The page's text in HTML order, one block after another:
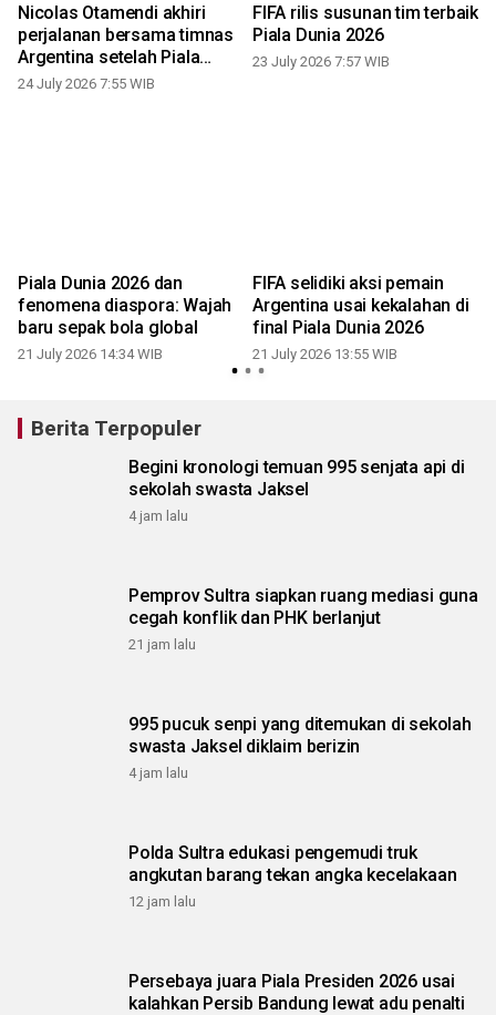
Nicolas Otamendi akhiri
perjalanan bersama timnas
Argentina setelah Piala
Dunia 2026
24 July 2026 7:55 WIB
FIFA rilis susunan tim terbaik
Piala Dunia 2026
23 July 2026 7:57 WIB
Piala Dunia 2026 dan
fenomena diaspora: Wajah
baru sepak bola global
21 July 2026 14:34 WIB
FIFA selidiki aksi pemain
Argentina usai kekalahan di
final Piala Dunia 2026
21 July 2026 13:55 WIB
Berita Terpopuler
Begini kronologi temuan 995 senjata api di
sekolah swasta Jaksel
4 jam lalu
Pemprov Sultra siapkan ruang mediasi guna
cegah konflik dan PHK berlanjut
21 jam lalu
995 pucuk senpi yang ditemukan di sekolah
swasta Jaksel diklaim berizin
4 jam lalu
Polda Sultra edukasi pengemudi truk
angkutan barang tekan angka kecelakaan
12 jam lalu
Persebaya juara Piala Presiden 2026 usai
kalahkan Persib Bandung lewat adu penalti